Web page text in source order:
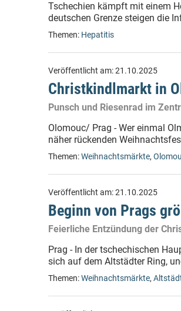
Tschechien kämpft mit einem
deutschen Grenze steigen die
Themen: Hepatitis
Veröffentlicht am:21.10.2025
Christkindlmarkt in
Punsch und Riesenrad im
Olomouc/ Prag - Wer einmal
näher rückenden
Themen:Weihnachtsmärkte,
Veröffentlicht am:21.10.2025
Beginn von Prags
Feierliche Entzündung der
Prag - In der tschechischen
sich auf dem Altstädter Ring,
Themen:Weihnachtsmärkte,